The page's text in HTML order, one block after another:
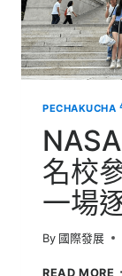
PECHAKUCHA
名校
一場
By 國際發展
READ MORE